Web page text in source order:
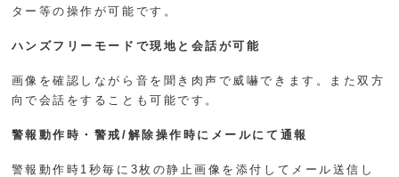
ター等の操作が可能です。
ハンズフリーモードで現地と会話が可能
画像を確認しながら音を聞き肉声で威嚇できます。また双方
向で会話をすることも可能です。
警報動作時・警戒/解除操作時にメールにて通報
警報動作時1秒毎に3枚の静止画像を添付してメール送信し